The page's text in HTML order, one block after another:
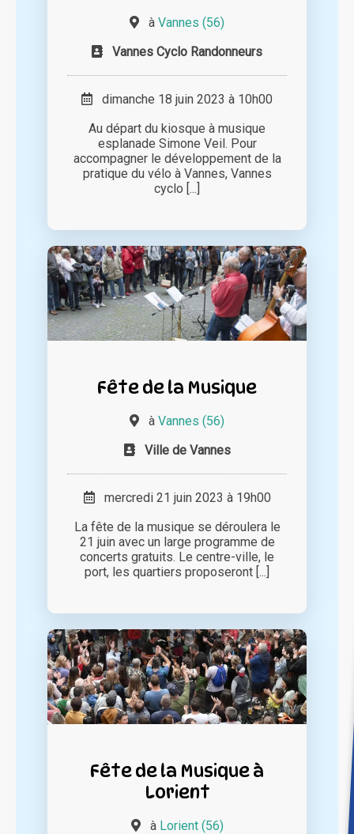
à Vannes (56)
Vannes Cyclo Randonneurs
dimanche 18 juin 2023 à 10h00
Au départ du kiosque à musique
esplanade Simone Veil. Pour
accompagner le développement de la
pratique du vélo à Vannes, Vannes
cyclo [...]
Fête de la Musique
à Vannes (56)
Ville de Vannes
mercredi 21 juin 2023 à 19h00
La fête de la musique se déroulera le
21 juin avec un large programme de
concerts gratuits. Le centre-ville, le
port, les quartiers proposeront [...]
Fête de la Musique à
Lorient
à Lorient (56)